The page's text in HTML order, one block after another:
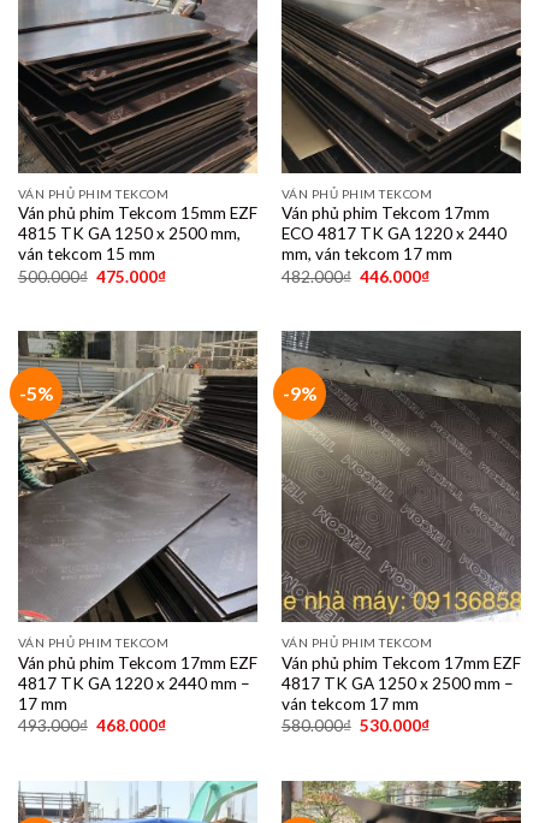
VÁN PHỦ PHIM TEKCOM
Ván phủ phim Tekcom 15mm EZF
4815 TK GA 1250 x 2500 mm,
ván tekcom 15 mm
500.000₫ 475.000₫
VÁN PHỦ PHIM TEKCOM
Ván phủ phim Tekcom 17mm
ECO 4817 TK GA 1220 x 2440
mm, ván tekcom 17 mm
482.000₫ 446.000₫
-5%
VÁN PHỦ PHIM TEKCOM
Ván phủ phim Tekcom 17mm EZF
4817 TK GA 1220 x 2440 mm –
17 mm
493.000₫ 468.000₫
-9%
VÁN PHỦ PHIM TEKCOM
Ván phủ phim Tekcom 17mm EZF
4817 TK GA 1250 x 2500 mm –
ván tekcom 17 mm
580.000₫ 530.000₫